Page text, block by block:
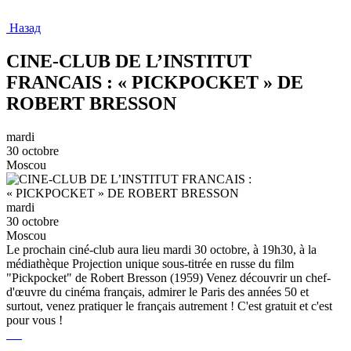
Назад
CINE-CLUB DE L’INSTITUT
FRANCAIS : « PICKPOCKET » DE
ROBERT BRESSON
mardi
30 octobre
Moscou
mardi
30 octobre
Moscou
Le prochain ciné-club aura lieu mardi 30 octobre, à 19h30, à la
médiathèque Projection unique sous-titrée en russe du film
"Pickpocket" de Robert Bresson (1959) Venez découvrir un chef-
d'œuvre du cinéma français, admirer le Paris des années 50 et
surtout, venez pratiquer le français autrement ! C'est gratuit et c'est
pour vous !